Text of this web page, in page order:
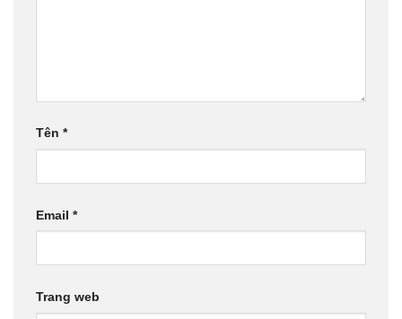
Tên *
Email *
Trang web